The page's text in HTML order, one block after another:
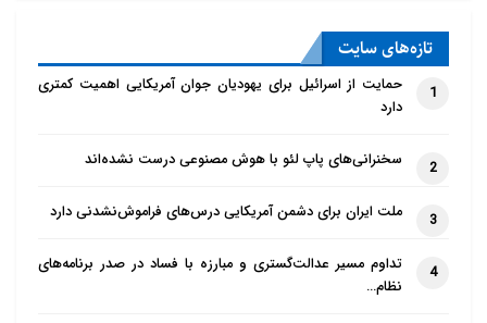
قبال مسلمانان عنوان کرد، از عضویت در شورای کارگری
شورای شهر آکسفورد استعفا داد.
کمتری…
سخنرانی‌های پاپ لئو با هوش مصنوعی درست نشده‌اند
تازه‌‌های سایت
1
حمایت از اسرائیل برای یهودیان جوان آمریکایی اهمیت کمتری
دارد
2 سخنرانی‌های پاپ لئو با هوش مصنوعی درست نشده‌اند
3 ملت ایران برای دشمن آمریکایی درس‌های فراموش‌نشدنی دارد
4
تداوم مسیر عدالت‌گستری و مبارزه با فساد در صدر برنامه‌های
نظام…